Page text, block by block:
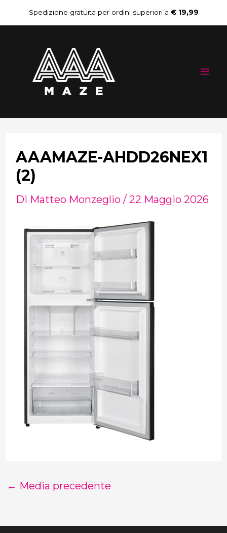
al
contenuto
Spedizione gratuita per ordini superiori a € 19,99
AAAMAZE-AHDD26NEX1
(2)
Di Matteo Monzeglio / 22 Maggio 2026
Navigazione
articoli
← Media precedente